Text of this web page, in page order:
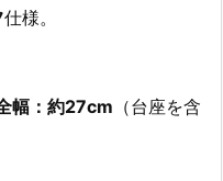
仕様。
幅：約27cm （台座を含